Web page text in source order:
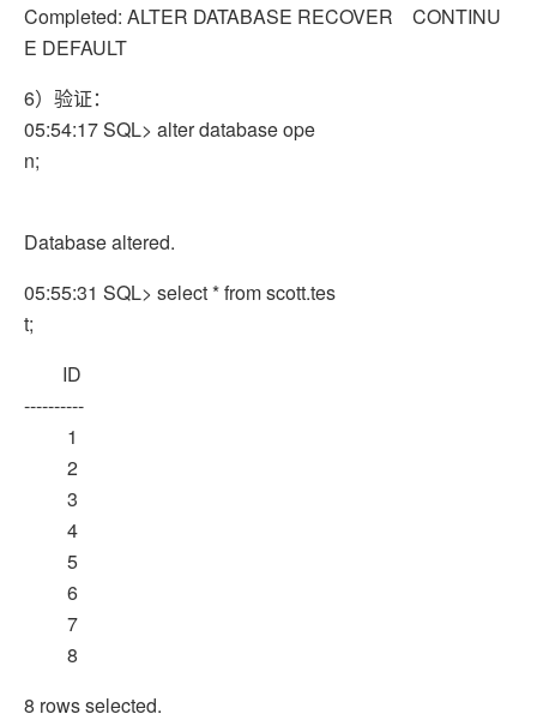
Completed: ALTER DATABASE RECOVER CONTINU
E DEFAULT
6）验证：
05:54:17 SQL> alter database ope
n;
Database altered.
05:55:31 SQL> select * from scott.tes
t;
ID
----------
1
2
3
4
5
6
7
8
8 rows selected.